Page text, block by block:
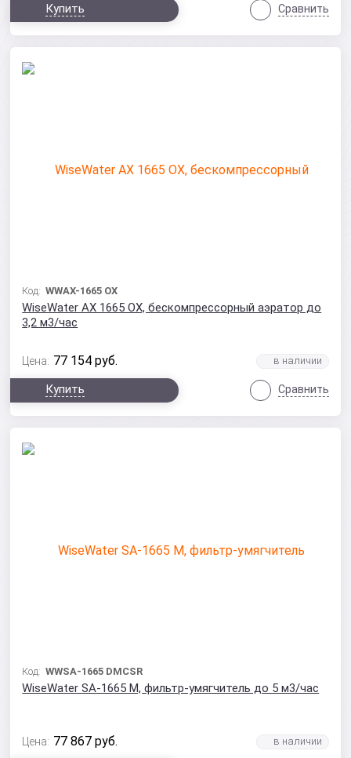
Купить Сравнить
Код:WWAX-1665 OX
WiseWater AX 1665 OX, бескомпрессорный аэратор до
3,2 м3/час
Цена: 77 154 руб.
Купить Сравнить
Код:WWSA-1665 DMCSR
WiseWater SA-1665 M, фильтр-умягчитель до 5 м3/час
Цена: 77 867 руб.